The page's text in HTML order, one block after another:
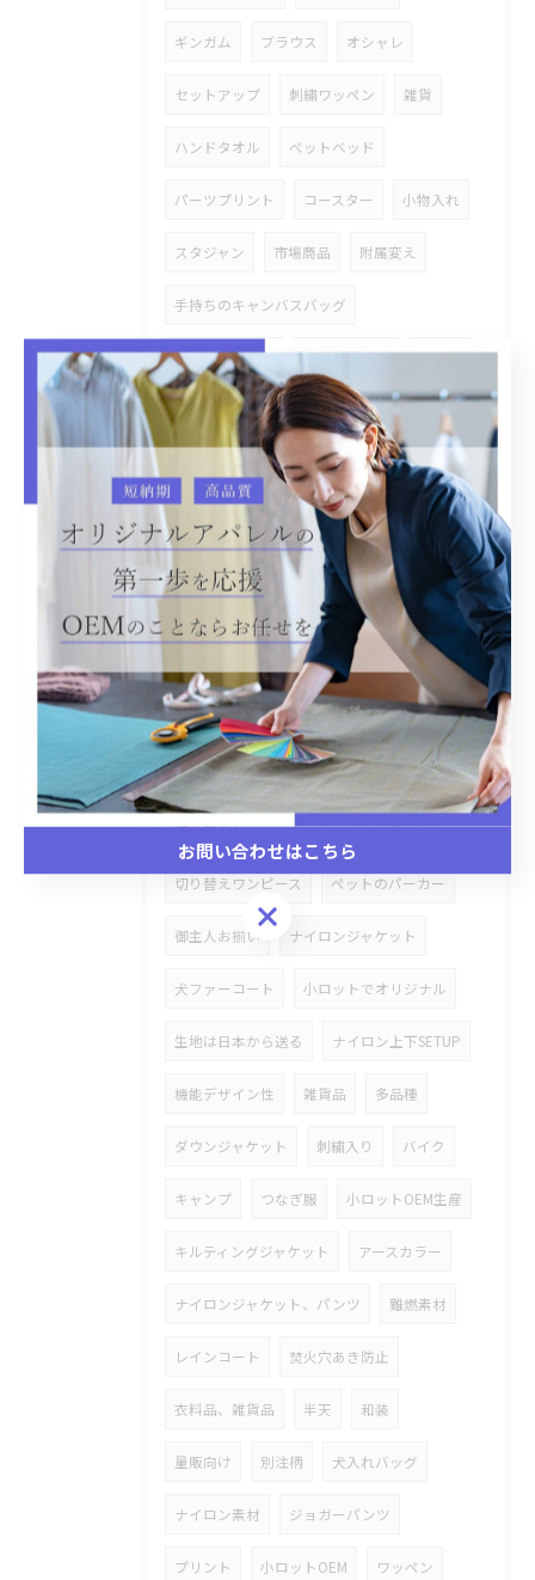
ギンガム ブラウス オシャレ
セットアップ 刺繍ワッペン 雑貨
ハンドタオル ペットベッド
パーツプリント コースター 小物入れ
スタジャン 市場商品 附属変え
手持ちのキャンバスバッグ
オリジナル商品 金具タグ付き デニム
加工物 シャツ オリジナルOEM
ステッチワーク 雑貨商品
ストレッチデニム
デニムセットアップ バックプリント
温泉着 リラックス CAP
バケットハット デニム素材 OEM生産
オリジナルOEM生産 犬、猫ベット
Gジャン 市場商品カスタマイズ
切り替えシャツ、セーター あり生地
切り替えワンピース ペットのパーカー
御主人お揃い ナイロンジャケット
犬ファーコート 小ロットでオリジナル
生地は日本から送る ナイロン上下SETUP
機能デザイン性 雑貨品 多品種
ダウンジャケット 刺繍入り バイク
キャンプ つなぎ服 小ロットOEM生産
キルティングジャケット アースカラー
ナイロンジャケット、パンツ 難燃素材
レインコート 焚火穴あき防止
衣料品、雑貨品 半天 和装
量販向け 別注柄 犬入れバッグ
ナイロン素材 ジョガーパンツ
プリント 小ロットOEM ワッペン
お問い合わせはこちら
お問い合わせはこちら